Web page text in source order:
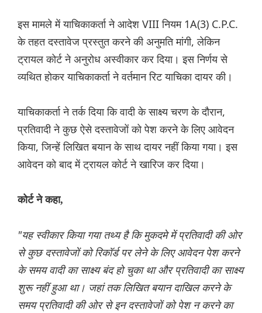
इस मामले में याचिकाकर्ता ने आदेश VIII नियम 1A(3) C.P.C.
के तहत दस्तावेज प्रस्तुत करने की अनुमति मांगी, लेकिन
ट्रायल कोर्ट ने अनुरोध अस्वीकार कर दिया। इस निर्णय से
व्यथित होकर याचिकाकर्ता ने वर्तमान रिट याचिका दायर की।
याचिकाकर्ता ने तर्क दिया कि वादी के साक्ष्य चरण के दौरान,
प्रतिवादी ने कुछ ऐसे दस्तावेजों को पेश करने के लिए आवेदन
किया, जिन्हें लिखित बयान के साथ दायर नहीं किया गया। इस
आवेदन को बाद में ट्रायल कोर्ट ने खारिज कर दिया।
कोर्ट ने कहा,
"यह स्वीकार किया गया तथ्य है कि मुकदमे में प्रतिवादी की ओर
से कुछ दस्तावेजों को रिकॉर्ड पर लेने के लिए आवेदन पेश करने
के समय वादी का साक्ष्य बंद हो चुका था और प्रतिवादी का साक्ष्य
शुरू नहीं हुआ था। जहां तक ​​लिखित बयान दाखिल करने के
समय प्रतिवादी की ओर से इन दस्तावेजों को पेश न करने का